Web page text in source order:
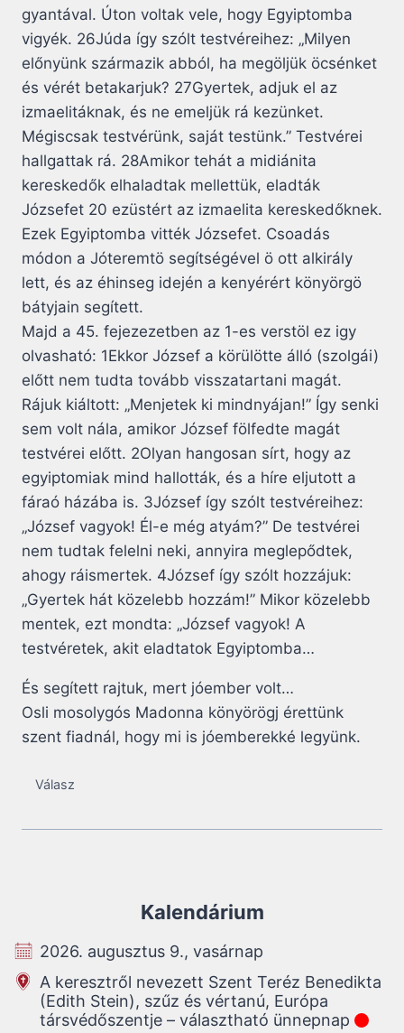
gyantával. Úton voltak vele, hogy Egyiptomba
vigyék. 26Júda így szólt testvéreihez: „Milyen
előnyünk származik abból, ha megöljük öcsénket
és vérét betakarjuk? 27Gyertek, adjuk el az
izmaelitáknak, és ne emeljük rá kezünket.
Mégiscsak testvérünk, saját testünk.” Testvérei
hallgattak rá. 28Amikor tehát a midiánita
kereskedők elhaladtak mellettük, eladták
Józsefet 20 ezüstért az izmaelita kereskedőknek.
Ezek Egyiptomba vitték Józsefet. Csoadás
módon a Jóteremtö segítségével ö ott alkirály
lett, és az éhinseg idején a kenyérért könyörgö
bátyjain segített.
Majd a 45. fejezezetben az 1-es verstöl ez igy
olvasható: 1Ekkor József a körülötte álló (szolgái)
előtt nem tudta tovább visszatartani magát.
Rájuk kiáltott: „Menjetek ki mindnyájan!” Így senki
sem volt nála, amikor József fölfedte magát
testvérei előtt. 2Olyan hangosan sírt, hogy az
egyiptomiak mind hallották, és a híre eljutott a
fáraó házába is. 3József így szólt testvéreihez:
„József vagyok! Él-e még atyám?” De testvérei
nem tudtak felelni neki, annyira meglepődtek,
ahogy ráismertek. 4József így szólt hozzájuk:
„Gyertek hát közelebb hozzám!” Mikor közelebb
mentek, ezt mondta: „József vagyok! A
testvéretek, akit eladtatok Egyiptomba…
És segített rajtuk, mert jóember volt…
Osli mosolygós Madonna könyörögj érettünk
szent fiadnál, hogy mi is jóemberekké legyünk.
Válasz
Kalendárium
2026. augusztus 9., vasárnap
A keresztről nevezett Szent Teréz Benedikta
(Edith Stein), szűz és vértanú, Európa
társvédőszentje – választható ünnepnap